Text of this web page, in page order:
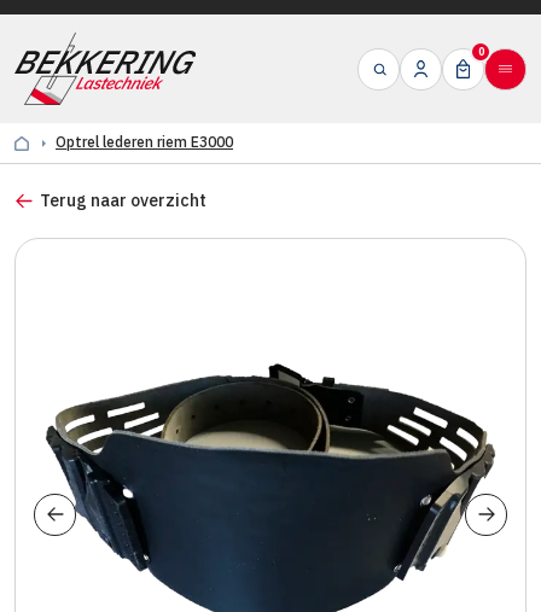
0
Optrel lederen riem E3000
Terug naar overzicht